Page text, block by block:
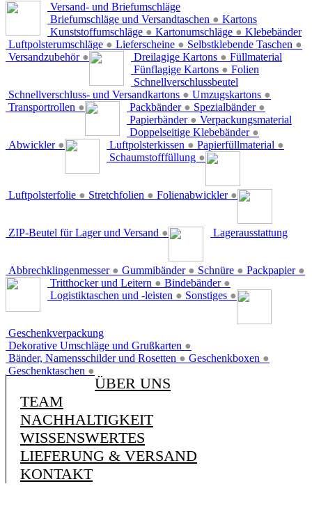
Versand- und Briefumschläge
Briefumschläge und Versandtaschen ●
Kunststoffumschläge ● Kartonumschläge ●
Luftpolsterumschläge ● Lieferscheine ● Selbstklebende Taschen ●
Versandzubehör ●
Kartons
Dreilagige Kartons ●
Fünflagige Kartons ●
Schnellverschluss- und Versandkartons ● Umzugskartons ●
Transportrollen ●
Klebebänder
Packbänder ● Spezialbänder ●
Papierbänder ●
Doppelseitige Klebebänder ●
Abwickler ●
Füllmaterial
Luftpolsterkissen ● Papierfüllmaterial ●
Schaumstofffüllung ●
Folien
Luftpolsterfolie ● Stretchfolien ● Folienabwickler ●
Schnellverschlussbeutel
ZIP-Beutel für Lager und Versand ●
Verpackungsmaterial
Abbrechklingenmesser ● Gummibänder ● Schnüre ● Packpapier ●
Lagerausstattung
Tritthocker und Leitern ● Bindebänder ●
Logistiktaschen und -leisten ● Sonstiges ●
Geschenkverpackung
Dekorative Umschläge und Grußkarten ●
Bänder, Namensschilder und Rosetten ● Geschenkboxen ●
Geschenktaschen ●
ÜBER UNS
TEAM
NACHHALTIGKEIT
WISSENSWERTES
LIEFERUNG & VERSAND
KONTAKT